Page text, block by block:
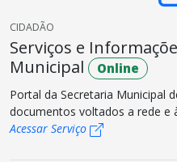
CIDADÃO
Serviços e
Municipal
Online
Portal da Secretaria Municipal
documentos voltados a rede e
Acessar Serviço